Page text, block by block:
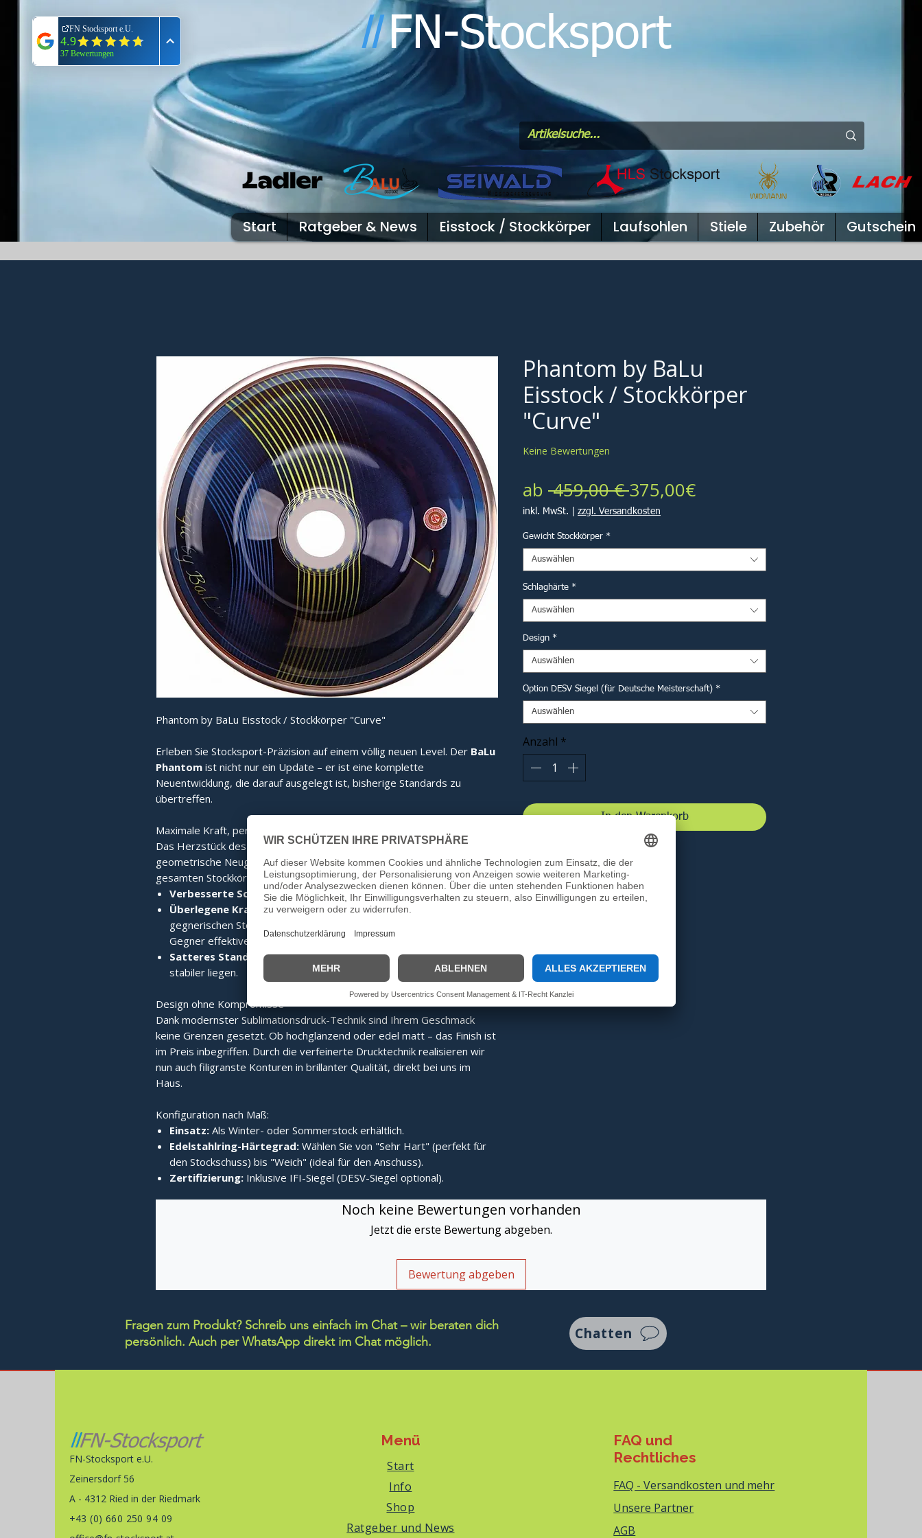
llFN-Stocksport
Start Ratgeber & News Eisstock / Stockkörper Laufsohlen Stiele Zubehör Gutschein
Phantom by BaLu Eisstock / Stockkörper "Curve"
Erleben Sie Stocksport-Präzision auf einem völlig neuen Level. Der BaLu
Phantom ist nicht nur ein Update – er ist eine komplette
Neuentwicklung, die darauf ausgelegt ist, bisherige Standards zu
übertreffen.
Maximale Kraft, perfekter Stand
Das Herzstück des Phantom ist seine revolutionäre Haubenform. Diese
geometrische Neugestaltung sorgt für eine optimale Kraftverteilung im
gesamten Stockkörper. Das Ergebnis spüren Sie bei jedem Schuss:
Verbesserte Schlagkraft:Die Energie wird effizienter gebündelt.
Überlegene Kraftübertragung:Beim Kontakt mit dem
gegnerischen Stock wird die Energie direkter übertragen, was den
Gegner effektiver verdrängt.
Satteres Standvermögen:Der Stock bleibt nach dem Treffer
stabiler liegen.
Design ohne Kompromisse
Dank modernster Sublimationsdruck-Technik sind Ihrem Geschmack
keine Grenzen gesetzt. Ob hochglänzend oder edel matt – das Finish ist
im Preis inbegriffen. Durch die verfeinerte Drucktechnik realisieren wir
nun auch filigranste Konturen in brillanter Qualität, direkt bei uns im
Haus.
Konfiguration nach Maß:
Einsatz: Als Winter- oder Sommerstock erhältlich.
Edelstahlring-Härtegrad: Wählen Sie von "Sehr Hart" (perfekt für
den Stockschuss) bis "Weich" (ideal für den Anschuss).
Zertifizierung: Inklusive IFI-Siegel (DESV-Siegel optional).
Phantom by BaLu
Eisstock / Stockkörper
"Curve"
Keine Bewertungen
ab 459,00 € Standardpreis
375,00€Sale-
inkl. MwSt. zzgl. Versandkosten
Gewicht Stockkörper *
Auswählen
Schlaghärte *
Auswählen
Design *
Auswählen
Option DESV Siegel (für Deutsche Meisterschaft) *
Auswählen
Anzahl *
In den Warenkorb
Noch keine Bewertungen vorhanden
Jetzt die erste Bewertung abgeben.
Bewertung abgeben
Fragen zum Produkt? Schreib uns einfach im Chat – wir beraten dich
persönlich. Auch per WhatsApp direkt im Chat möglich. Chatten
FN-Stocksport e.U.
Zeinersdorf 56
A - 4312 Ried in der Riedmark
+43 (0) 660 250 94 09
Menü
Start
Info
Shop
Ratgeber und News
FAQ und
Rechtliches
FAQ - Versandkosten und mehr
Unsere Partner
AGB